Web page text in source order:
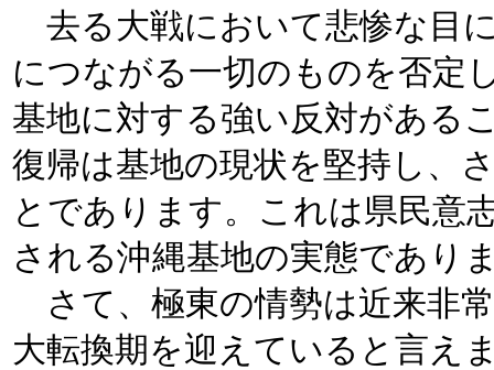
去る大戦において悲惨な目
につながる一切のものを否定
基地に対する強い反対がある
復帰は基地の現状を堅持し、
とであります。これは県民意
される沖縄基地の実態であり
さて、極東の情勢は近来非
大転換期を迎えていると言え